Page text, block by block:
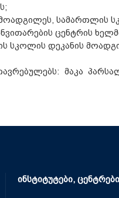
სამართლის
ცენტრის
სკოლის დეკანის
მაკა
ინსტიტუტები, ცენტრები